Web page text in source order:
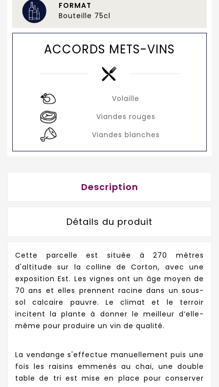
FORMAT
Bouteille 75cl
ACCORDS METS-VINS
Volaille
Viandes rouges
Viandes blanches
Description
Détails du produit
Cette parcelle est située à 270 mètres
d'altitude sur la colline de Corton, avec une
exposition Est. Les vignes ont un âge moyen de
70 ans et elles prennent racine dans un sous-
sol calcaire pauvre. Le climat et le terroir
incitent la plante à donner le meilleur d’elle-
même pour produire un vin de qualité.
La vendange s'effectue manuellement puis une
fois les raisins emmenés au chai, une double
table de tri est mise en place pour conserver